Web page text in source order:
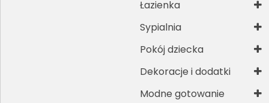
Łazienka
Sypialnia
Pokój dziecka
Dekoracje i dodatki
Modne gotowanie